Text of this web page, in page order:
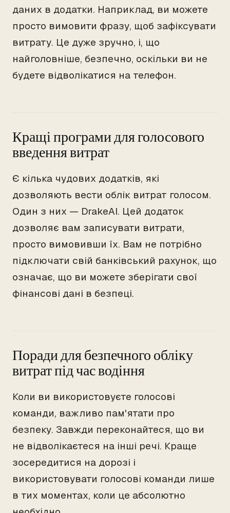
даних в додатки. Наприклад, ви можете
просто вимовити фразу, щоб зафіксувати
витрату. Це дуже зручно, і, що
найголовніше, безпечно, оскільки ви не
будете відволікатися на телефон.
Кращі програми для голосового
введення витрат
Є кілька чудових додатків, які
дозволяють вести облік витрат голосом.
Один з них — DrakeAI. Цей додаток
дозволяє вам записувати витрати,
просто вимовивши їх. Вам не потрібно
підключати свій банківський рахунок, що
означає, що ви можете зберігати свої
фінансові дані в безпеці.
Поради для безпечного обліку
витрат під час водіння
Коли ви використовуєте голосові
команди, важливо пам'ятати про
безпеку. Завжди переконайтеся, що ви
не відволікаєтеся на інші речі. Краще
зосередитися на дорозі і
використовувати голосові команди лише
в тих моментах, коли це абсолютно